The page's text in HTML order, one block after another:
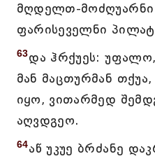
მღდელთ-მოძღუარნი
ფარისეველნი
63და ჰრქუეს:
მან მაცთურმან
იყო, ვითარმედ
აღვდგეო.
64აწ უკუე ბრძანე